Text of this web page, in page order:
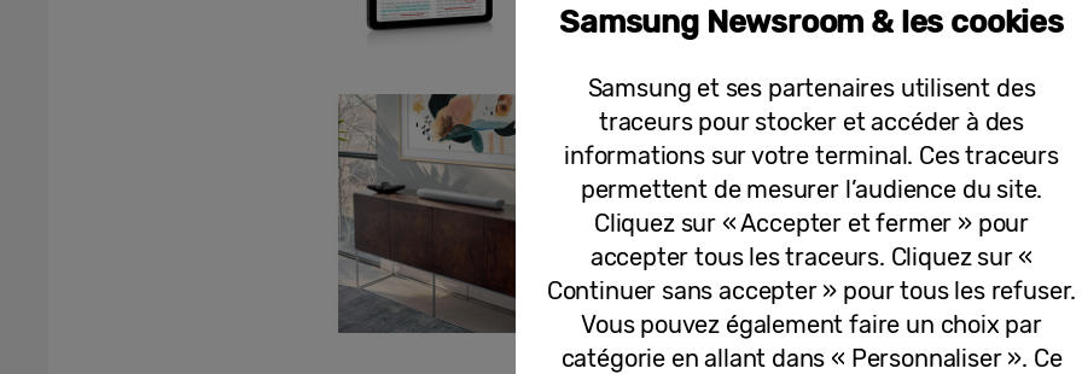
27-03-2024
Communiqués
Samsung dévoile sa sélection pour
20-07-2020
Samsung Newsroom & les cookies
Samsung et ses partenaires utilisent des
traceurs pour stocker et accéder à des
informations sur votre terminal. Ces traceurs
permettent de mesurer l’audience du site.
Cliquez sur « Accepter et fermer » pour
accepter tous les traceurs. Cliquez sur «
Continuer sans accepter » pour tous les refuser.
Vous pouvez également faire un choix par
catégorie en allant dans « Personnaliser ». Ce